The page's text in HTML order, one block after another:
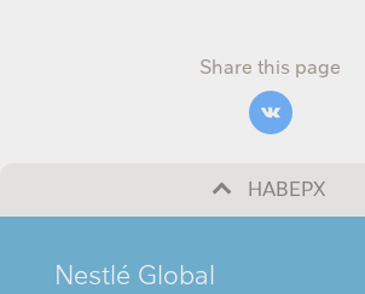
Share this page
НАВЕРХ
FOOTER
Nestlé Global